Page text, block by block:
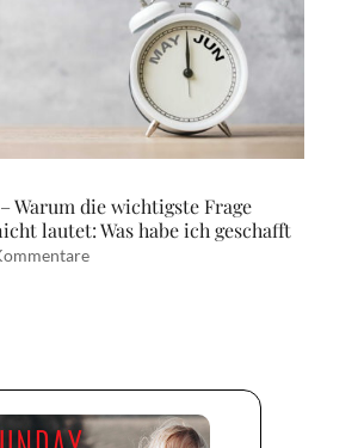
Warum die wichtigste Frage
lautet: Was habe ich geschafft